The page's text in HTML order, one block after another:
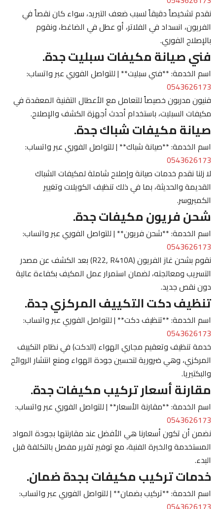
نقدم تشخيصاً دقيقاً لسبب ضعف التبريد، سواء كان نقصاً في
الفريون، انسداد في الفلاتر، أو عطل في الضاغط، ونقوم
بالإصلاح الفوري.
فني صيانة مكيفات سبليت جدة.
اسم الخدمة: **فني سبليت** | للتواصل الفوري عبر واتساب:
0543626173
فنيون مدربون خصيصاً للتعامل مع الأعطال التقنية المعقدة في
مكيفات السبليت، باستخدام أحدث أجهزة الكشف والإصلاح.
صيانة مكيفات شباك جدة.
اسم الخدمة: **صيانة شباك** | للتواصل الفوري عبر واتساب:
0543626173
لا زلنا نقدم خدمات صيانة وإصلاح شاملة لمكيفات الشباك
القديمة والحديثة، بما في ذلك تنظيف الكويلات وتغيير
الكمبروسر.
شحن فريون مكيفات جدة.
اسم الخدمة: **شحن فريون** | للتواصل الفوري عبر واتساب:
0543626173
نقوم بشحن غاز الفريون (R22, R410A) بعد الكشف عن مصدر
التسريب ومعالجته، لضمان استمرار عمل المكيف بكفاءة عالية
دون نقص جديد.
تنظيف دكت التكييف المركزي جدة.
اسم الخدمة: **تنظيف دكت** | للتواصل الفوري عبر واتساب:
0543626173
خدمة تنظيف وتعقيم مجاري الهواء (الدكت) في نظام التكييف
المركزي، وهي ضرورية لتحسين جودة الهواء ومنع انتشار الروائح
والبكتيريا.
مقارنة أسعار تركيب مكيفات جدة.
اسم الخدمة: **مقارنة الأسعار** | للتواصل الفوري عبر واتساب:
0543626173
نضمن أن تكون أسعارنا هي الأفضل عند مقارنتها بجودة المواد
المستخدمة والخبرة الفنية، مع توفير تقرير مفصل بالتكلفة قبل
البدء.
خدمات تركيب مكيفات بجدة ضمان.
اسم الخدمة: **تركيب بضمان** | للتواصل الفوري عبر واتساب: